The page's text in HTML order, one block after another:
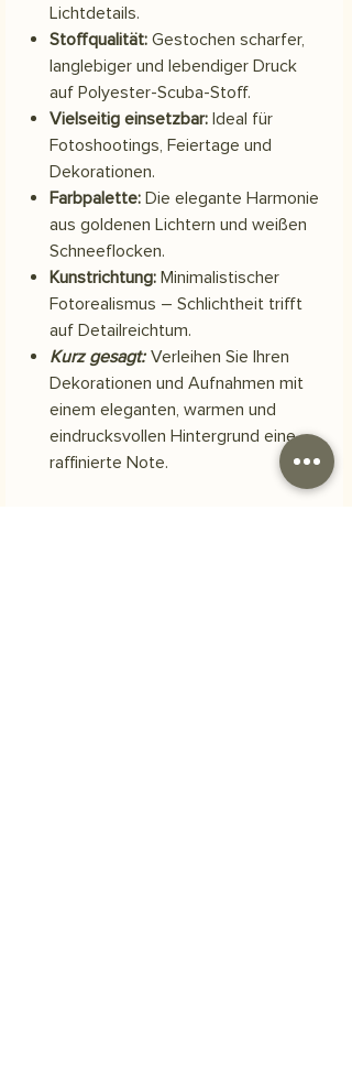
Lichtdetails.
Stoffqualität: Gestochen scharfer,
langlebiger und lebendiger Druck
auf Polyester-Scuba-Stoff.
Vielseitig einsetzbar: Ideal für
Fotoshootings, Feiertage und
Dekorationen.
Farbpalette: Die elegante Harmonie
aus goldenen Lichtern und weißen
Schneeflocken.
Kunstrichtung: Minimalistischer
Fotorealismus – Schlichtheit trifft
auf Detailreichtum.
Kurz gesagt: Verleihen Sie Ihren
Dekorationen und Aufnahmen mit
einem eleganten, warmen und
eindrucksvollen Hintergrund eine
raffinierte Note.